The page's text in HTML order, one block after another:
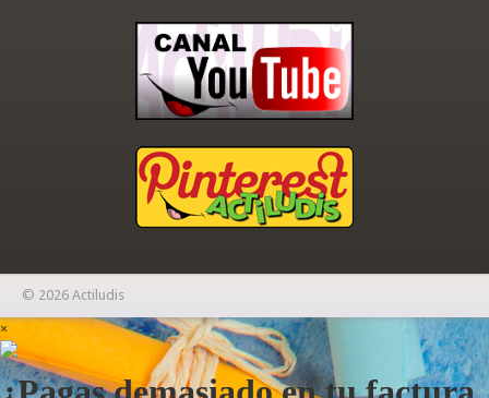
© 2026 Actiludis
×